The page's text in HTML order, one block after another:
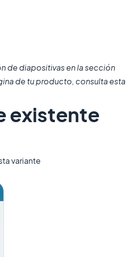
de diapositivas en la sección
de tu producto, consulta esta
existente
variante